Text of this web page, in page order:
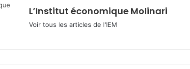
L’Institut économique Molinari
Voir tous les articles de l'IEM